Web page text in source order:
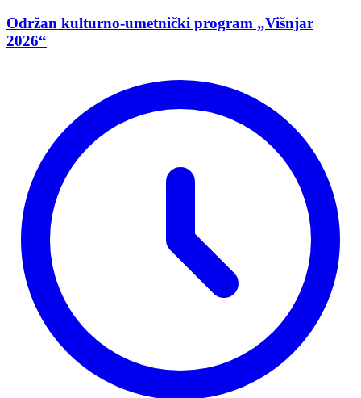
Održan kulturno-umetnički program „Višnjar
2026“